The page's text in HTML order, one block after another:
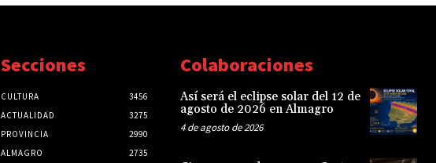
Secciones
CULTURA
3456
ACTUALIDAD
3275
PROVINCIA
2990
ALMAGRO
2735
Colaboraciones
Así será el eclipse solar del 12 de
agosto de 2026 en Almagro
4 de agosto de 2026